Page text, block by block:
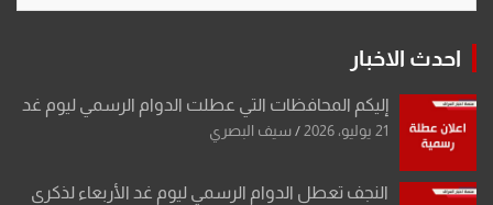
احدث الاخبار
إليكم المحافظات التي عطلت الدوام الرسمي ليوم غد
21 يوليو، 2026 سيف البصري
النجف تعطل الدوام الرسمي ليوم غد الأربعاء لذكرى